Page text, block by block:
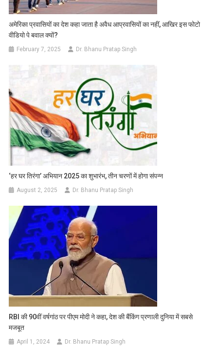
अमेरिका प्रवासियों का देश कहा जाता है अवैध आप्रवासियों का नहीं, आखिर इस फोटो
वीडियो पे बवाल क्यों?
February 7, 2025 Dr. Bhanu Pratap Singh
‘हर घर तिरंगा’ अभियान 2025 का शुभारंभ, तीन चरणों में होगा संपन्न
August 2, 2025 Dr. Bhanu Pratap Singh
RBI की 90वीं वर्षगांठ पर पीएम मोदी ने कहा, देश की बैंकिंग प्रणाली दुनिया में सबसे
मजबूत
April 1, 2024 Dr. Bhanu Pratap Singh